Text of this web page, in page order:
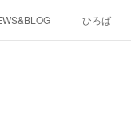
ひろば